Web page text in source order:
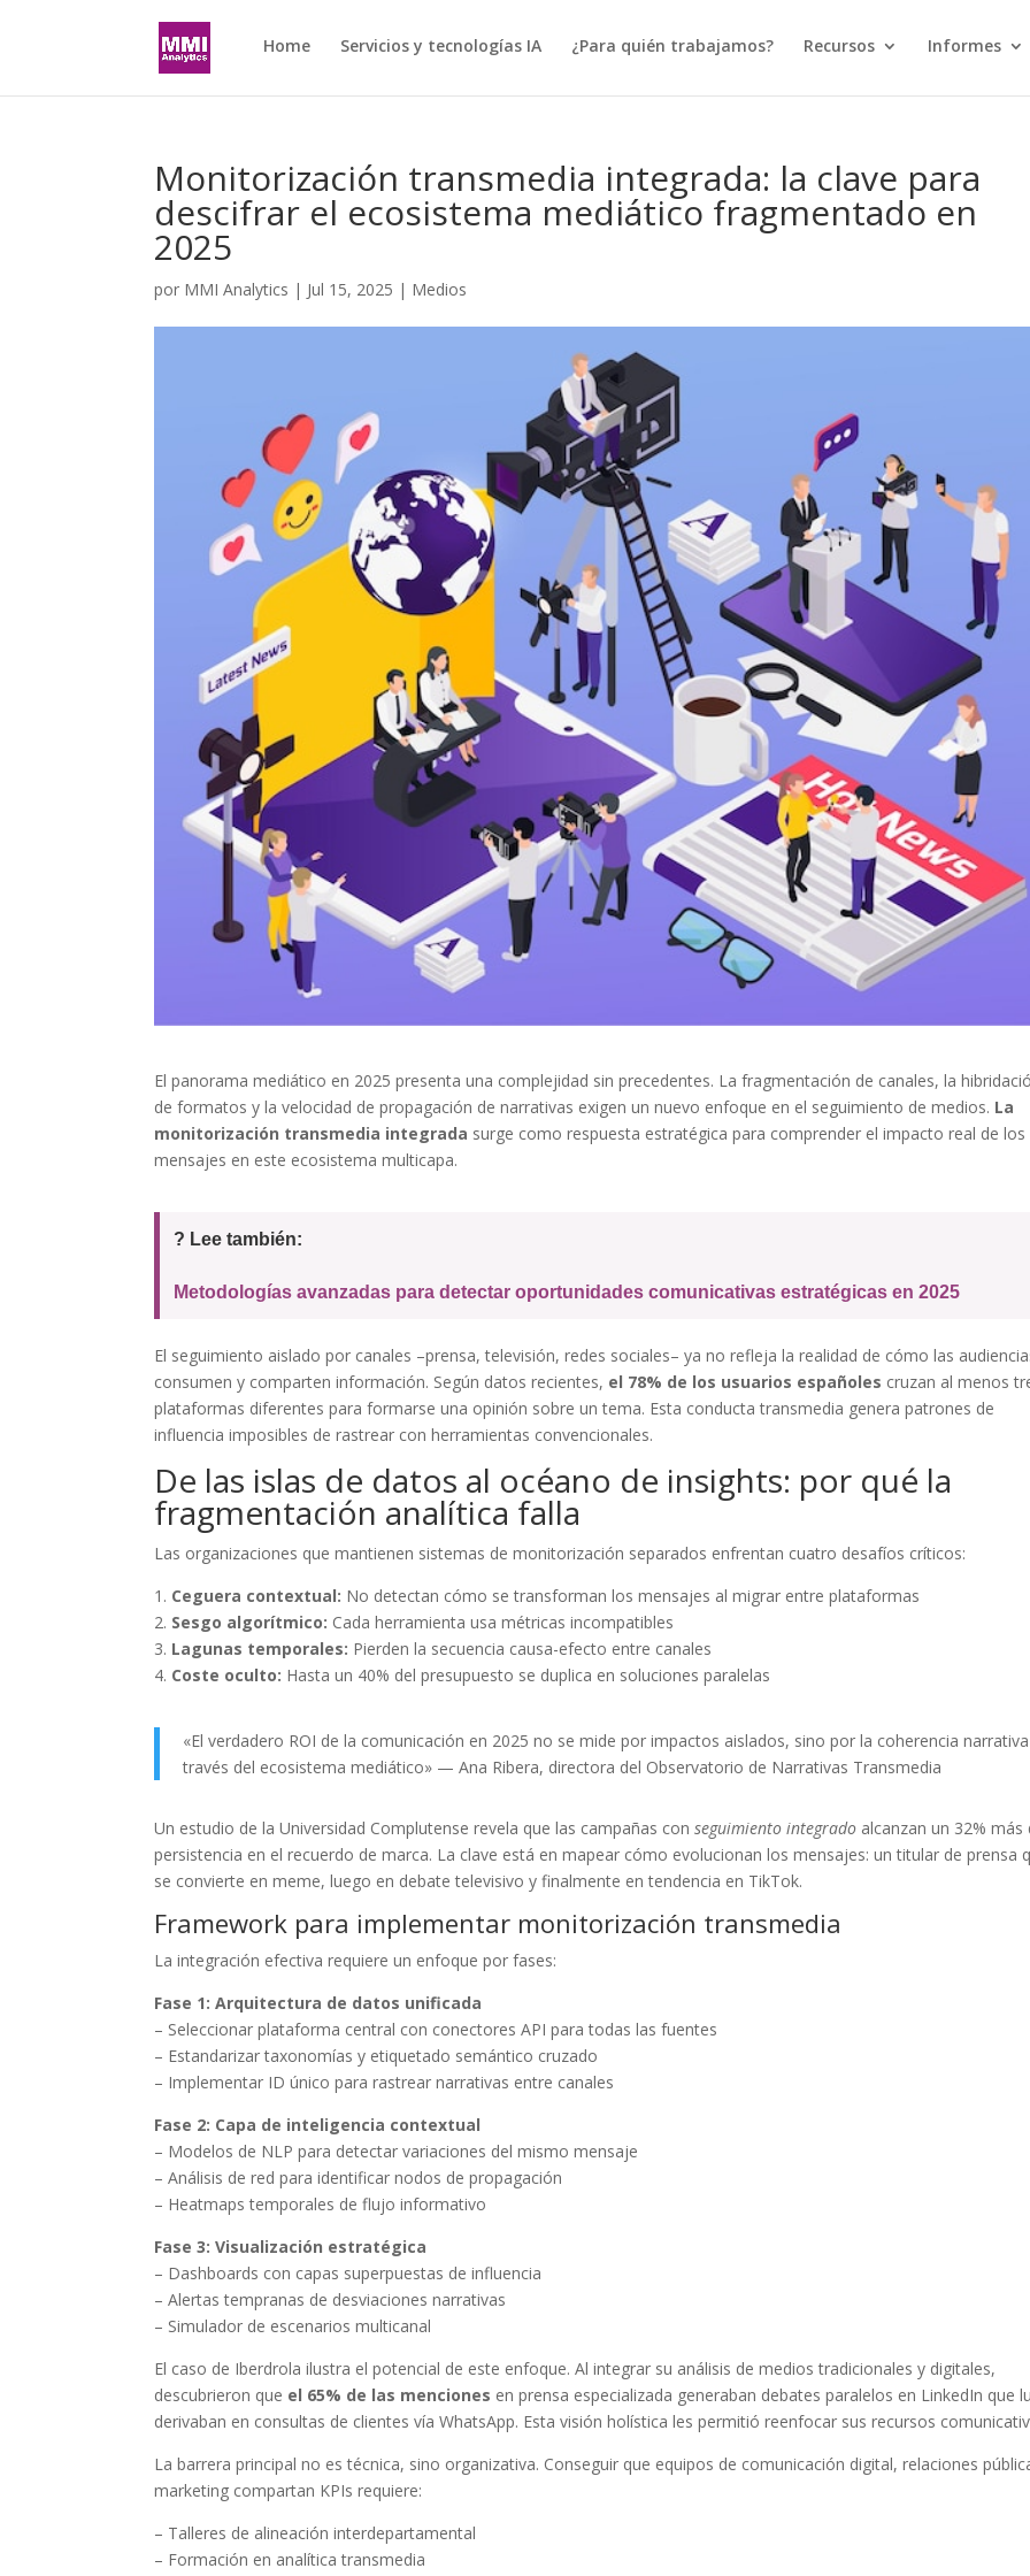
Home Servicios y tecnologías IA ¿Para quién trabajamos? Recursos Informes
Monitorización transmedia integrada: la clave para
descifrar el ecosistema mediático fragmentado en
2025
por MMI Analytics | Jul 15, 2025 | Medios
El panorama mediático en 2025 presenta una complejidad sin precedentes. La fragmentación de canales, la
de formatos y la velocidad de propagación de narrativas exigen un nuevo enfoque en el seguimiento de medios. La
monitorización transmedia integrada surge como respuesta estratégica para comprender el impacto real de los
mensajes en este ecosistema multicapa.
? Lee también:
Metodologías avanzadas para detectar oportunidades comunicativas estratégicas en 2025
El seguimiento aislado por canales –prensa, televisión, redes sociales– ya no refleja la realidad de cómo las
consumen y comparten información. Según datos recientes, el 78% de los usuarios españoles cruzan al menos
plataformas diferentes para formarse una opinión sobre un tema. Esta conducta transmedia genera patrones de
influencia imposibles de rastrear con herramientas convencionales.
De las islas de datos al océano de insights: por qué la
fragmentación analítica falla
Las organizaciones que mantienen sistemas de monitorización separados enfrentan cuatro desafíos críticos:
1. Ceguera contextual: No detectan cómo se transforman los mensajes al migrar entre plataformas
2. Sesgo algorítmico: Cada herramienta usa métricas incompatibles
3. Lagunas temporales: Pierden la secuencia causa-efecto entre canales
4. Coste oculto: Hasta un 40% del presupuesto se duplica en soluciones paralelas
«El verdadero ROI de la comunicación en 2025 no se mide por impactos aislados, sino por la coherencia
través del ecosistema mediático» — Ana Ribera, directora del Observatorio de Narrativas Transmedia
Un estudio de la Universidad Complutense revela que las campañas conseguimiento integrado alcanzan un 32% más
persistencia en el recuerdo de marca. La clave está en mapear cómo evolucionan los mensajes: un titular de prensa
se convierte en meme, luego en debate televisivo y finalmente en tendencia en TikTok.
Framework para implementar monitorización transmedia
La integración efectiva requiere un enfoque por fases:
Fase 1: Arquitectura de datos unificada
– Seleccionar plataforma central con conectores API para todas las fuentes
– Estandarizar taxonomías y etiquetado semántico cruzado
– Implementar ID único para rastrear narrativas entre canales
Fase 2: Capa de inteligencia contextual
– Modelos de NLP para detectar variaciones del mismo mensaje
– Análisis de red para identificar nodos de propagación
– Heatmaps temporales de flujo informativo
Fase 3: Visualización estratégica
– Dashboards con capas superpuestas de influencia
– Alertas tempranas de desviaciones narrativas
– Simulador de escenarios multicanal
El caso de Iberdrola ilustra el potencial de este enfoque. Al integrar su análisis de medios tradicionales y digitales,
descubrieron que el 65% de las menciones en prensa especializada generaban debates paralelos en LinkedIn que
derivaban en consultas de clientes vía WhatsApp. Esta visión holística les permitió reenfocar sus recursos
La barrera principal no es técnica, sino organizativa. Conseguir que equipos de comunicación digital, relaciones
marketing compartan KPIs requiere:
– Talleres de alineación interdepartamental
– Formación en analítica transmedia